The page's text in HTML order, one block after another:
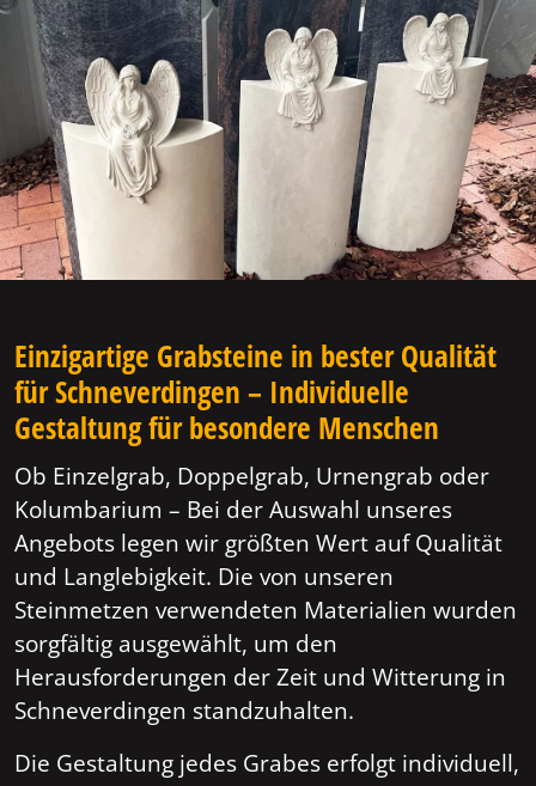
Einzigartige Grabsteine in bester Qualität
für Schneverdingen – Individuelle
Gestaltung für besondere Menschen
Ob Einzelgrab, Doppelgrab, Urnengrab oder
Kolumbarium – Bei der Auswahl unseres
Angebots legen wir größten Wert auf Qualität
und Langlebigkeit. Die von unseren
Steinmetzen verwendeten Materialien wurden
sorgfältig ausgewählt, um den
Herausforderungen der Zeit und Witterung in
Schneverdingen standzuhalten.
Die Gestaltung jedes Grabes erfolgt individuell,